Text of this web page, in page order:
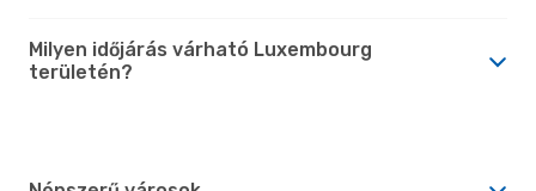
Milyen időjárás várható Luxembourg
területén?